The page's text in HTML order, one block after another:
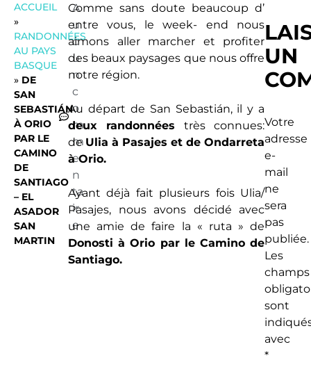
ACCUEIL
»
RANDONNÉES
AU PAYS
BASQUE
» DE
SAN
SEBASTIÁN
À ORIO
PAR LE
CAMINO
DE
SANTIAGO
– EL
ASADOR
SAN
MARTIN
A
u
c
u
n
c
o
m
m
e
n
ta
ir
e
Comme sans doute beaucoup d’
entre vous, le week- end nous
aimons aller marcher et profiter
des beaux paysages que nous offre
notre région.
Au départ de San Sebastián, il y a
deux randonnées très connues:
de Ulia à Pasajes et de Ondarreta
à Orio.
Ayant déjà fait plusieurs fois Ulia/
Pasajes, nous avons décidé avec
une amie de faire la « ruta » de
Donosti à Orio par le Camino de
Santiago.
UN
Votre
adresse
e-
mail
ne
sera
pas
publiée.
Les
champs
sont
avec
*